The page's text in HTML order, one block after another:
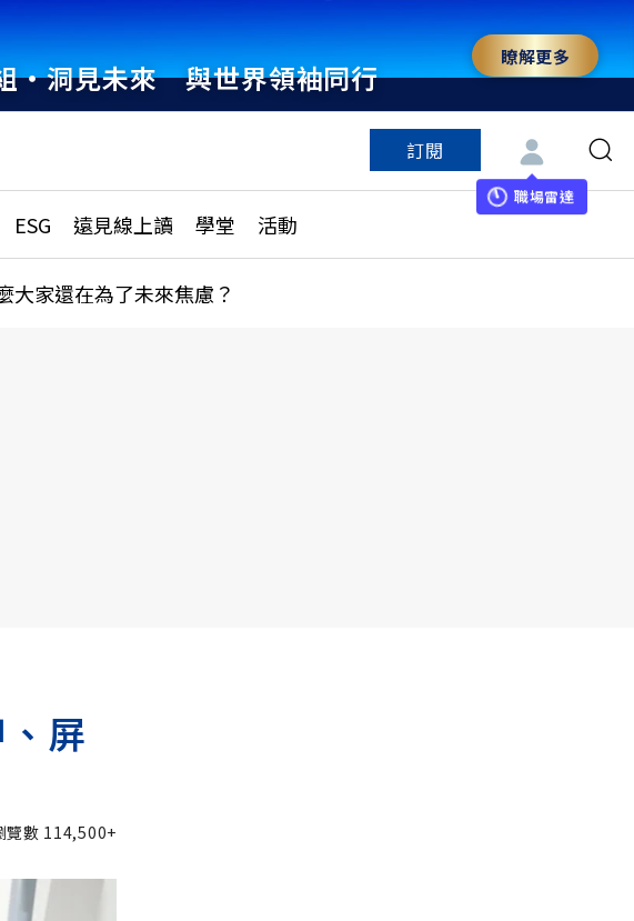
・洞見未來 與世界領袖同行
瞭解更多
訂閱
職場雷達
ESG 遠見線上讀 學堂 活動
析
更多訂閱方案
特色頻道
大家還在為了未來焦慮？
屏
覽數 114,500+